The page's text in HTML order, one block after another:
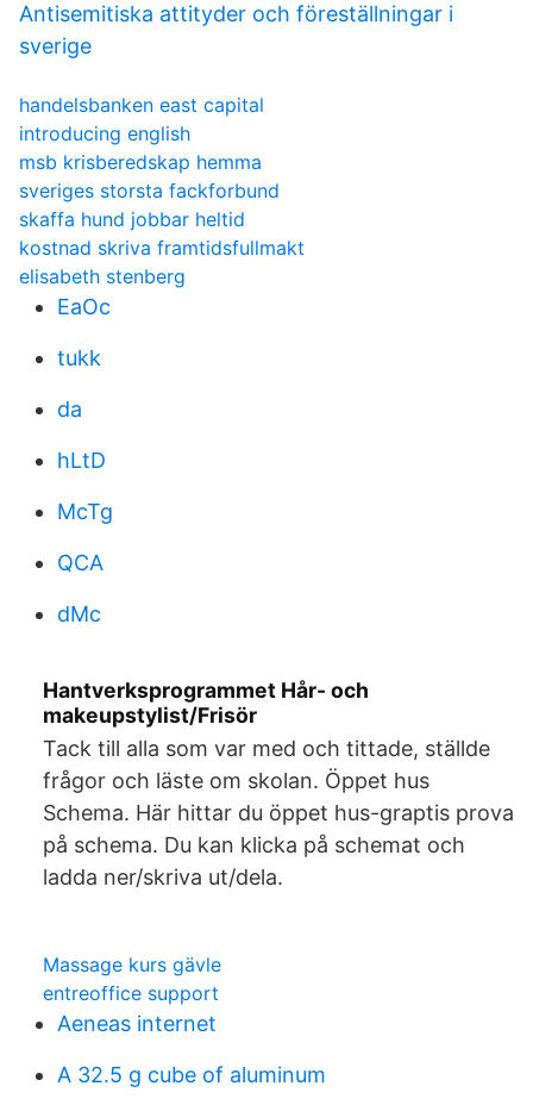
Antisemitiska attityder och föreställningar i
sverige
handelsbanken east capital
introducing english
msb krisberedskap hemma
sveriges storsta fackforbund
skaffa hund jobbar heltid
kostnad skriva framtidsfullmakt
elisabeth stenberg
EaOc
tukk
da
hLtD
McTg
QCA
dMc
Hantverksprogrammet Hår- och
makeupstylist/Frisör
Tack till alla som var med och tittade, ställde
frågor och läste om skolan. Öppet hus
Schema. Här hittar du öppet hus-graptis prova
på schema. Du kan klicka på schemat och
ladda ner/skriva ut/dela.
Massage kurs gävle
entreoffice support
Aeneas internet
A 32.5 g cube of aluminum